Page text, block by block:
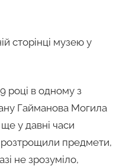
сторінці музею у
році в одному з
Гайманова Могила
у давні часи
предмети,
не зрозуміло,